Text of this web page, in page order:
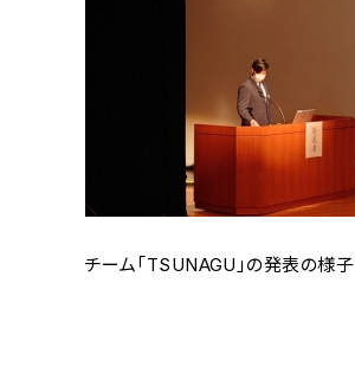
チーム「TSUNAGU」の発表の様子